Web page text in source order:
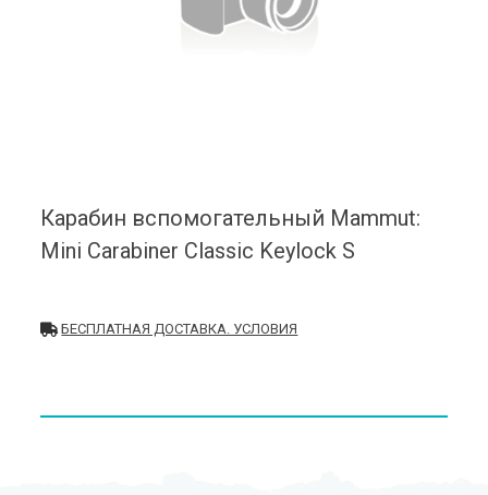
Карабин вспомогательный Mammut:
Mini Carabiner Classic Keylock S
БЕСПЛАТНАЯ ДОСТАВКА. УСЛОВИЯ